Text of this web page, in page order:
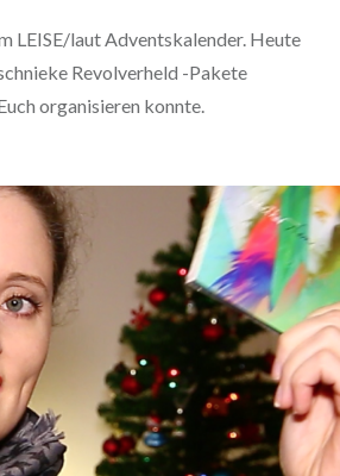
LEISE/laut Adventskalender. Heute
Revolverheld -Pakete
organisieren konnte.